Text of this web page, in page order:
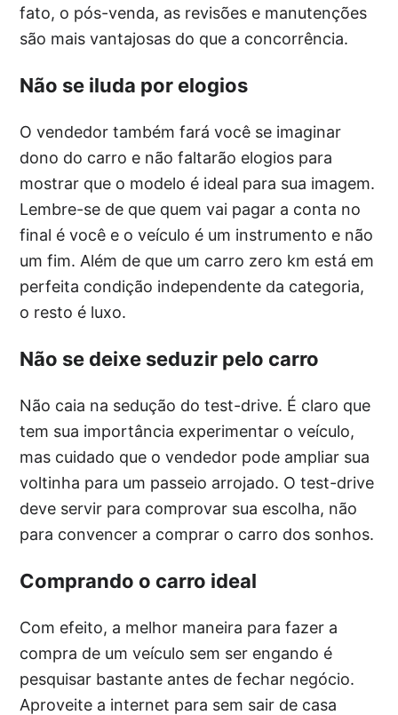
fato, o pós-venda, as revisões e manutenções
são mais vantajosas do que a concorrência.
Não se iluda por elogios
O vendedor também fará você se imaginar
dono do carro e não faltarão elogios para
mostrar que o modelo é ideal para sua imagem.
Lembre-se de que quem vai pagar a conta no
final é você e o veículo é um instrumento e não
um fim. Além de que um carro zero km está em
perfeita condição independente da categoria,
o resto é luxo.
Não se deixe seduzir pelo carro
Não caia na sedução do test-drive. É claro que
tem sua importância experimentar o veículo,
mas cuidado que o vendedor pode ampliar sua
voltinha para um passeio arrojado. O test-drive
deve servir para comprovar sua escolha, não
para convencer a comprar o carro dos sonhos.
Comprando o carro ideal
Com efeito, a melhor maneira para fazer a
compra de um veículo sem ser engando é
pesquisar bastante antes de fechar negócio.
Aproveite a internet para sem sair de casa